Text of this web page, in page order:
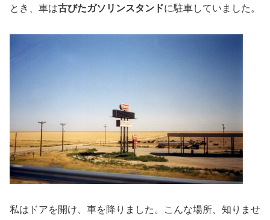
とき、車は古びたガソリンスタンドに駐車していました。
私はドアを開け、車を降りました。こんな場所、知りませ